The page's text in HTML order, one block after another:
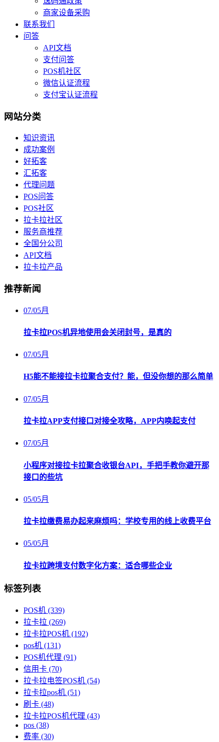
商家设备采购
联系我们
问答
API文档
支付问答
POS机社区
微信认证流程
支付宝认证流程
网站分类
知识资讯
成功案例
好拓客
汇拓客
代理问题
POS问答
POS社区
拉卡拉社区
服务商推荐
全国分公司
API文档
拉卡拉产品
推荐新闻
07/05月
拉卡拉POS机异地使用会关闭封号，是真的
07/05月
H5能不能接拉卡拉聚合支付？能，但没你想的那么简单
07/05月
拉卡拉APP支付接口对接全攻略，APP内唤起支付
07/05月
小程序对接拉卡拉聚合收银台API，手把手教你避开那
接口的些坑
05/05月
拉卡拉缴费易办起来麻烦吗：学校专用的线上收费平台
05/05月
拉卡拉跨境支付数字化方案：适合哪些企业
标签列表
POS机 (339)
拉卡拉 (269)
拉卡拉POS机 (192)
pos机 (131)
POS机代理 (91)
信用卡 (70)
拉卡拉电签POS机 (54)
拉卡拉pos机 (51)
刷卡 (48)
拉卡拉POS机代理 (43)
pos (38)
费率 (30)